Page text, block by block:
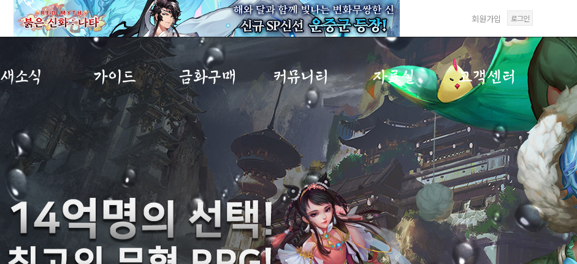
회원가입 로그인
새소식
GM노트
GM TIP
가이드
초보자가이드
게임소개
아이템확률
금화구매
금화구매
구매내역
MP교환소
커뮤니티
자유게시판
이미지게시판
공략게시판
무림재패
건의사항
자료실
갤러리
미디어센터
고객센터
FAQ
1:1문의
답변확인